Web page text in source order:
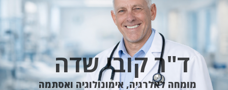
ד"ר קובי שדה
מומחה לאלרגיה, אימונולוגיה ואסתמה